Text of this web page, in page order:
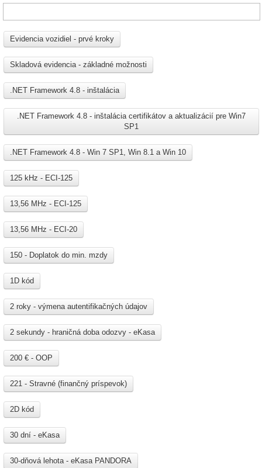
Evidencia vozidiel - prvé kroky
Skladová evidencia - základné možnosti
.NET Framework 4.8 - inštalácia
.NET Framework 4.8 - inštalácia certifikátov a aktualizácií pre Win7
SP1
.NET Framework 4.8 - Win 7 SP1, Win 8.1 a Win 10
125 kHz - ECI-125
13,56 MHz - ECI-125
13,56 MHz - ECI-20
150 - Doplatok do min. mzdy
1D kód
2 roky - výmena autentifikačných údajov
2 sekundy - hraničná doba odozvy - eKasa
200 € - OOP
221 - Stravné (finančný príspevok)
2D kód
30 dní - eKasa
30-dňová lehota - eKasa PANDORA